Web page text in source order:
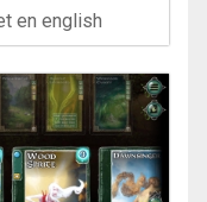
en english